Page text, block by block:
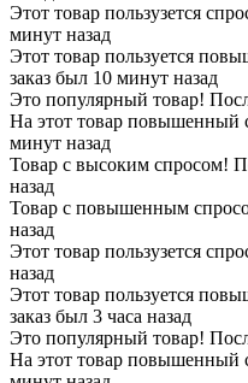
Этот товар пользузется
минут назад
Этот товар пользуется
заказ был 10 минут назад
Это популярный товар!
На этот товар повышенный
минут назад
Товар с высоким спросом!
назад
Товар с повышенным
назад
Этот товар пользузется
назад
Этот товар пользуется
заказ был 3 часа назад
Это популярный товар!
На этот товар повышенный